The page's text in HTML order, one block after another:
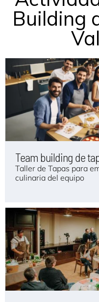
Building
Team building de
Taller de Tapas para
culinaria del equipo